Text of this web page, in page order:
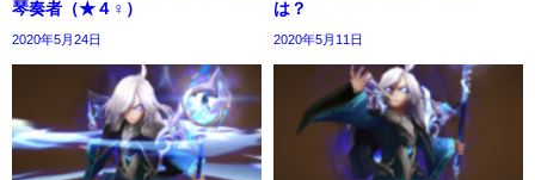
琴奏者（★４♀）
2020年5月24日
は？
2020年5月11日